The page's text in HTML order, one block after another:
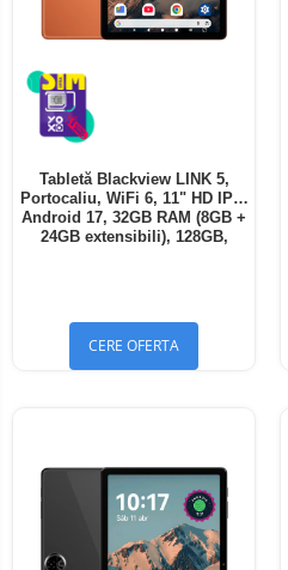
Tabletă Blackview LINK 5,
Portocaliu, WiFi 6, 11" HD IPS,
Android 17, 32GB RAM (8GB +
24GB extensibili), 128GB,
CERE OFERTA